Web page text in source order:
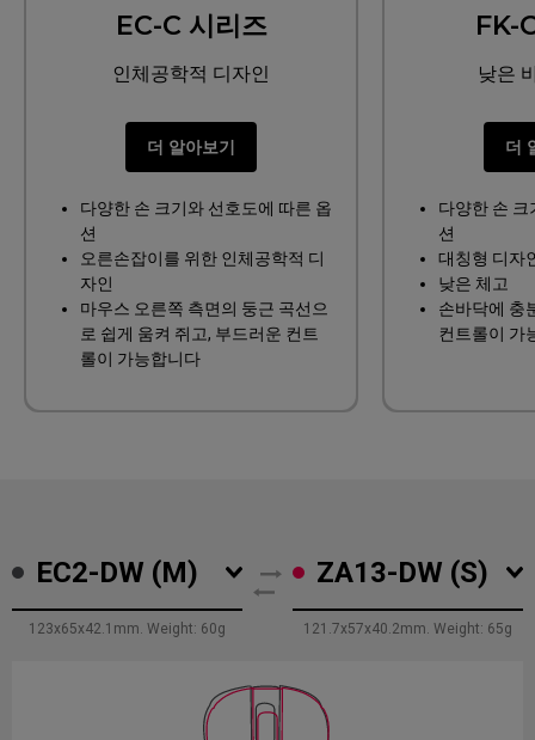
EC-C 시리즈
인체공학적 디자인
더 알아보기
다양한 손 크기와 선호도에 따른 옵
션
오른손잡이를 위한 인체공학적 디
자인
마우스 오른쪽 측면의 둥근 곡선으
로 쉽게 움켜 쥐고, 부드러운 컨트
롤이 가능합니다
FK-
낮은
더
다양한 손 크
션
대칭형 디자
낮은 체고
손바닥에 충
컨트롤이 가
EC2-DW (M)
123x65x42.1mm. Weight: 60g
ZA13-DW (S)
121.7x57x40.2mm. Weight: 65g